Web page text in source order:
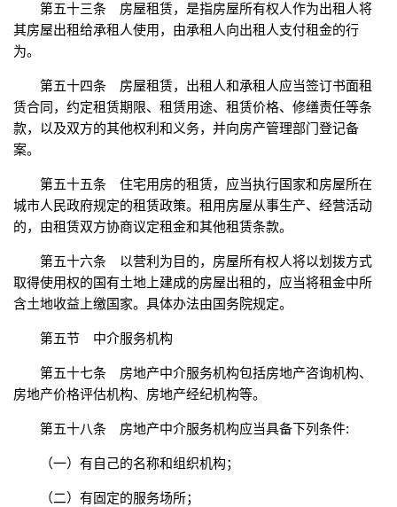
第五十三条 房屋租赁，是指房屋所有权人作为出租人将
其房屋出租给承租人使用，由承租人向出租人支付租金的行
为。
第五十四条 房屋租赁，出租人和承租人应当签订书面租
赁合同，约定租赁期限、租赁用途、租赁价格、修缮责任等条
款，以及双方的其他权利和义务，并向房产管理部门登记备
案。
第五十五条 住宅用房的租赁，应当执行国家和房屋所在
城市人民政府规定的租赁政策。租用房屋从事生产、经营活动
的，由租赁双方协商议定租金和其他租赁条款。
第五十六条 以营利为目的，房屋所有权人将以划拨方式
取得使用权的国有土地上建成的房屋出租的，应当将租金中所
含土地收益上缴国家。具体办法由国务院规定。
第五节 中介服务机构
第五十七条 房地产中介服务机构包括房地产咨询机构、
房地产价格评估机构、房地产经纪机构等。
第五十八条 房地产中介服务机构应当具备下列条件:
（一）有自己的名称和组织机构；
（二）有固定的服务场所；